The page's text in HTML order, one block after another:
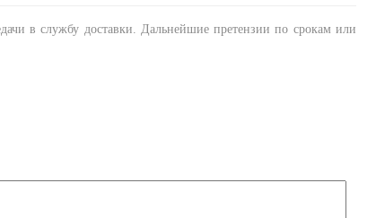
в службу доставки. Дальнейшие претензии по срокам или